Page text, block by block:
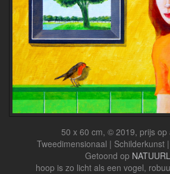
50 x 60 cm, © 2019, prijs op
Tweedimensionaal | Schilderkunst
Getoond op
hoop is zo licht als een vogel,